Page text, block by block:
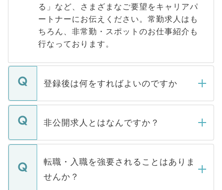
る」など、さまざまなご要望をキャリアパ
ートナーにお伝えください。常勤求人はも
ちろん、非常勤・スポットのお仕事紹介も
行なっております。
登録後は何をすればよいのですか
ご登録いただきましたら、弊社担当者がご
登録内容を確認し、その後メールもしくは
ます。通常、5営業日以内にはご連絡をせて
いただきますので、しばらくお待ちくださ
非公開求人とはなんですか？
マイナビDOCTORで取り扱っている求人の
うち約3割は、Webサイトからご覧いただ
けない「非公開求人」です。非公開求人は
下記の理由によって、一般には公開してい
転職・入職を強要されることはありま
せんか？